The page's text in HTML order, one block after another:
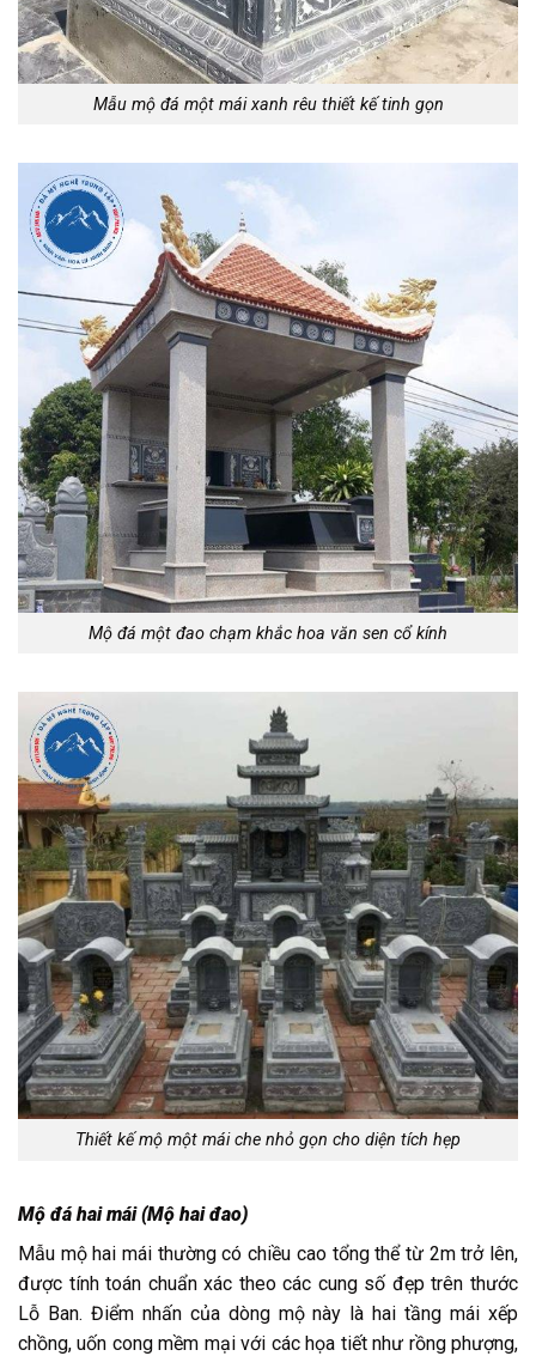
Mẫu mộ đá một mái xanh rêu thiết kế tinh gọn
Mộ đá một đao chạm khắc hoa văn sen cổ kính
Thiết kế mộ một mái che nhỏ gọn cho diện tích hẹp
Mộ đá hai mái (Mộ hai đao)
Mẫu mộ hai mái thường có chiều cao tổng thể từ 2m trở lên,
được tính toán chuẩn xác theo các cung số đẹp trên thước
Lỗ Ban. Điểm nhấn của dòng mộ này là hai tầng mái xếp
chồng, uốn cong mềm mại với các họa tiết như rồng phượng,